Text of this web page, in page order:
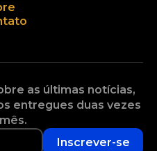
as últimas notícias,
entregues duas vezes
Inscrever-se